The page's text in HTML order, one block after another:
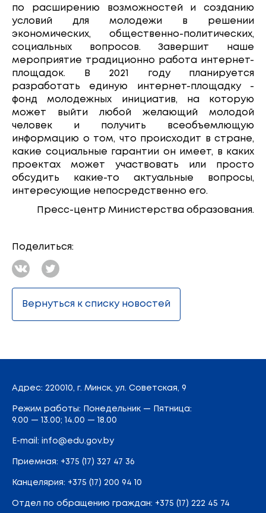
по расширению возможностей и созданию
условий для молодежи в решении
экономических, общественно-политических,
социальных вопросов. Завершит наше
мероприятие традиционно работа интернет-
площадок. В 2021 году планируется
разработать единую интернет-площадку -
фонд молодежных инициатив, на которую
может выйти любой желающий молодой
человек и получить всеобъемлющую
информацию о том, что происходит в стране,
какие социальные гарантии он имеет, в каких
проектах может участвовать или просто
обсудить какие-то актуальные вопросы,
интересующие непосредственно его.
Пресс-центр Министерства образования.
Поделиться:
Вернуться к списку новостей
Адрес: 220010, г. Минск, ул. Советская, 9
Режим работы: Понедельник — Пятница:
9.00 — 13.00; 14.00 — 18.00
E-mail: info@edu.gov.by
Приемная: +375 (17) 327 47 36
Канцелярия: +375 (17) 200 94 10
Отдел по обращению граждан: +375 (17) 222 45 74